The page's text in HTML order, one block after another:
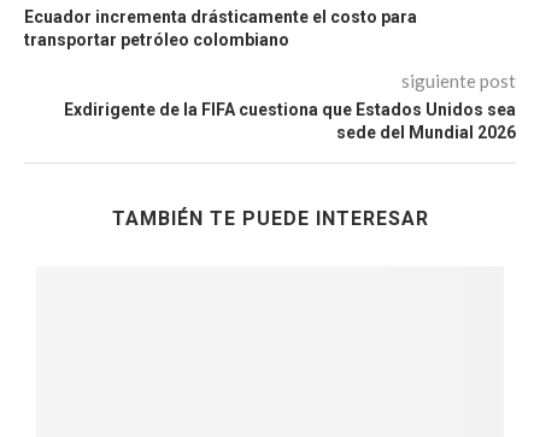
Ecuador incrementa drásticamente el costo para
transportar petróleo colombiano
siguiente post
Exdirigente de la FIFA cuestiona que Estados Unidos sea
sede del Mundial 2026
TAMBIÉN TE PUEDE INTERESAR